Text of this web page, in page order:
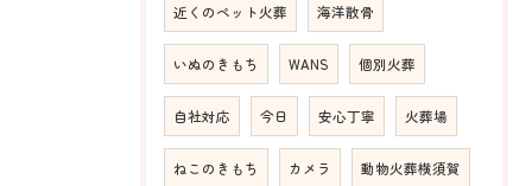
近くのペット火葬 海洋散骨
いぬのきもち WANS 個別火葬
自社対応 今日 安心丁寧 火葬場
ねこのきもち カメラ 動物火葬横須賀